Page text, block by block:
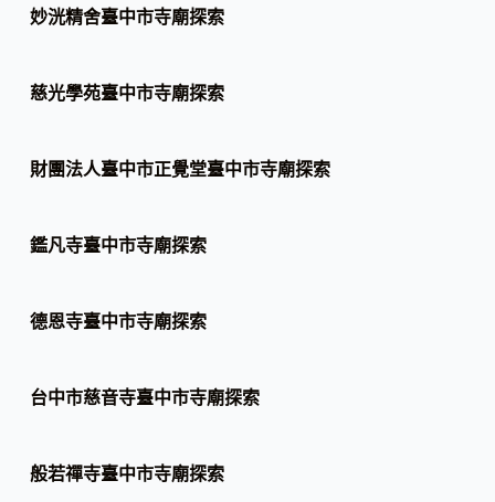
妙洸精舍臺中市寺廟探索
慈光學苑臺中市寺廟探索
財團法人臺中市正覺堂臺中市寺廟探索
鑑凡寺臺中市寺廟探索
德恩寺臺中市寺廟探索
台中市慈音寺臺中市寺廟探索
般若禪寺臺中市寺廟探索